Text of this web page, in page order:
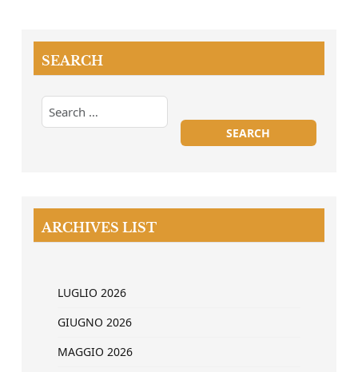
SEARCH
ARCHIVES LIST
LUGLIO 2026
GIUGNO 2026
MAGGIO 2026